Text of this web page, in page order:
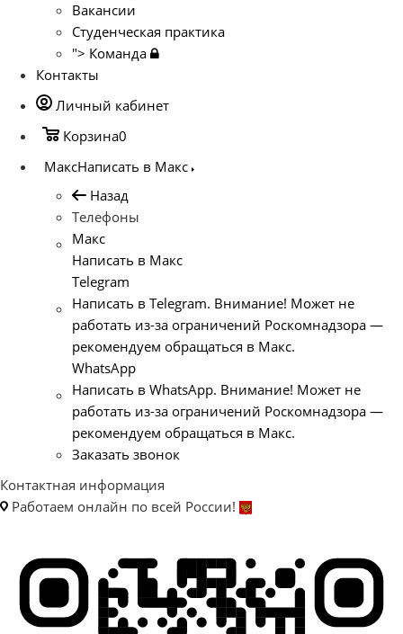
Вакансии
Студенческая практика
"> Команда
Контакты
Личный кабинет
Корзина0
МаксНаписать в Макс
Назад
Телефоны
Макс
Написать в Макс
Telegram
Написать в Telegram. Внимание! Может не
работать из-за ограничений Роскомнадзора —
рекомендуем обращаться в Макс.
WhatsApp
Написать в WhatsApp. Внимание! Может не
работать из-за ограничений Роскомнадзора —
рекомендуем обращаться в Макс.
Заказать звонок
Контактная информация
Работаем онлайн по всей России!